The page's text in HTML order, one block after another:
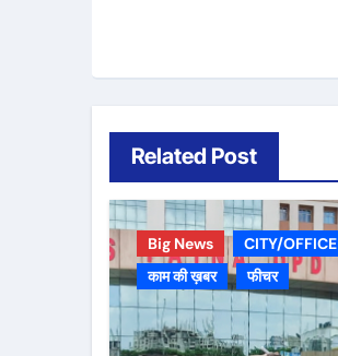
Related Post
Big News
CITY/OFFICE
काम की ख़बर
फीचर